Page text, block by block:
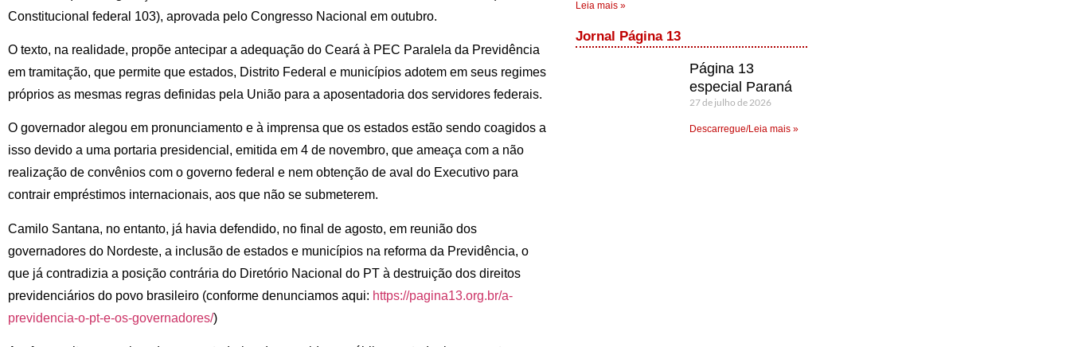
Constitucional federal 103), aprovada pelo Congresso Nacional em outubro.
O texto, na realidade, propõe antecipar a adequação do Ceará à PEC Paralela da Previdência
em tramitação, que permite que estados, Distrito Federal e municípios adotem em seus regimes
próprios as mesmas regras definidas pela União para a aposentadoria dos servidores federais.
O governador alegou em pronunciamento e à imprensa que os estados estão sendo coagidos a
isso devido a uma portaria presidencial, emitida em 4 de novembro, que ameaça com a não
realização de convênios com o governo federal e nem obtenção de aval do Executivo para
contrair empréstimos internacionais, aos que não se submeterem.
Camilo Santana, no entanto, já havia defendido, no final de agosto, em reunião dos
governadores do Nordeste, a inclusão de estados e municípios na reforma da Previdência, o
que já contradizia a posição contrária do Diretório Nacional do PT à destruição dos direitos
previdenciários do povo brasileiro (conforme denunciamos aqui: https://pagina13.org.br/a-
previdencia-o-pt-e-os-governadores/)
Leia mais »
Jornal Página 13
Página 13
especial Paraná
27 de julho de 2026
Descarregue/Leia mais »